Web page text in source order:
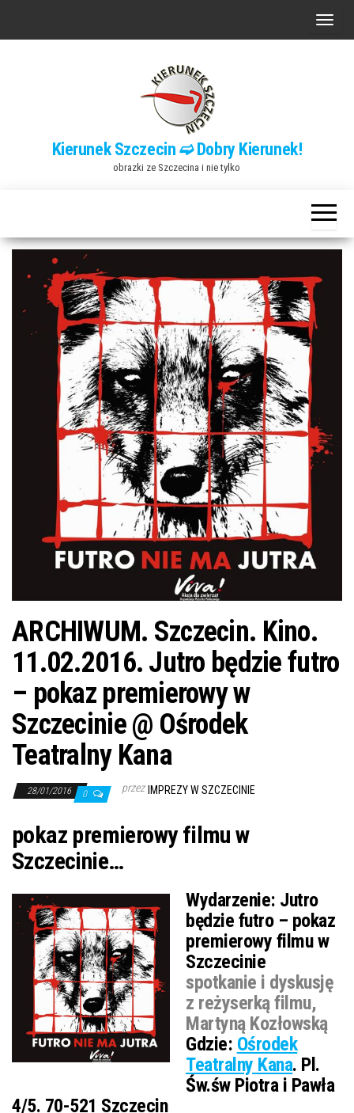
P
n
a
w
Kierunek Szczecin ➫ Dobry Kierunek!
obrazki ze Szczecina i nie tylko
ARCHIWUM. Szczecin. Kino.
11.02.2016. Jutro będzie futro
– pokaz premierowy w
Szczecinie @ Ośrodek
Teatralny Kana
28/01/2016 0 przez IMPREZY W SZCZECINIE
pokaz premierowy filmu w
Szczecinie…
Wydarzenie: Jutro
będzie futro – pokaz
premierowy filmu w
Szczecinie
spotkanie i dyskusję
z reżyserką filmu,
Martyną Kozłowską
Gdzie: Ośrodek
Teatralny Kana. Pl.
Św.św Piotra i Pawła
4/5. 70-521 Szczecin